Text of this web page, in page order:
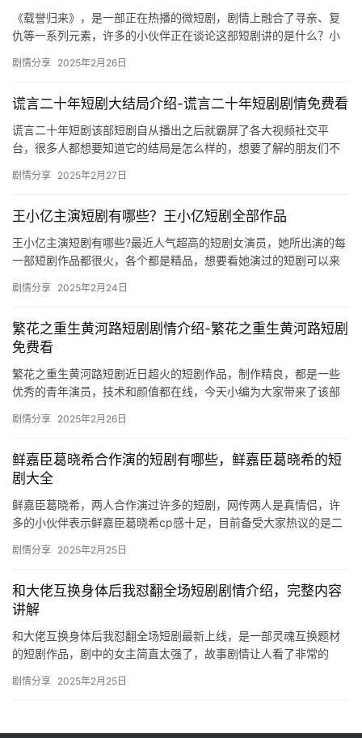
《载誉归来》，是一部正在热播的微短剧，剧情上融合了寻亲、复
仇等一系列元素，许多的小伙伴正在谈论这部短剧讲的是什么？小
誉归…
剧情分享 2025年2月26日
谎言二十年短剧大结局介绍-谎言二十年短剧剧情免费看
谎言二十年短剧该部短剧自从播出之后就霸屏了各大视频社交平
台，很多人都想要知道它的结局是怎么样的，想要了解的朋友们不
&l…
剧情分享 2025年2月27日
王小亿主演短剧有哪些？王小亿短剧全部作品
王小亿主演短剧有哪些?最近人气超高的短剧女演员，她所出演的每
一部短剧作品都很火，各个都是精品，想要看她演过的短剧可以来
剧情分享 2025年2月24日
繁花之重生黄河路短剧剧情介绍-繁花之重生黄河路短剧
免费看
繁花之重生黄河路短剧近日超火的短剧作品，制作精良，都是一些
优秀的青年演员，技术和颜值都在线，今天小编为大家带来了该部
河…
剧情分享 2025年2月26日
鲜嘉臣葛晓希合作演的短剧有哪些，鲜嘉臣葛晓希的短
剧大全
鲜嘉臣葛晓希，两人合作演过许多的短剧，网传两人是真情侣，许
多的小伙伴表示鲜嘉臣葛晓希cp感十足，目前备受大家热议的是二
嘉…
剧情分享 2025年2月25日
和大佬互换身体后我怼翻全场短剧剧情介绍，完整内容
讲解
和大佬互换身体后我怼翻全场短剧最新上线，是一部灵魂互换题材
的短剧作品，剧中的女主简直太强了，故事剧情让人看了非常的
体后…
剧情分享 2025年2月25日